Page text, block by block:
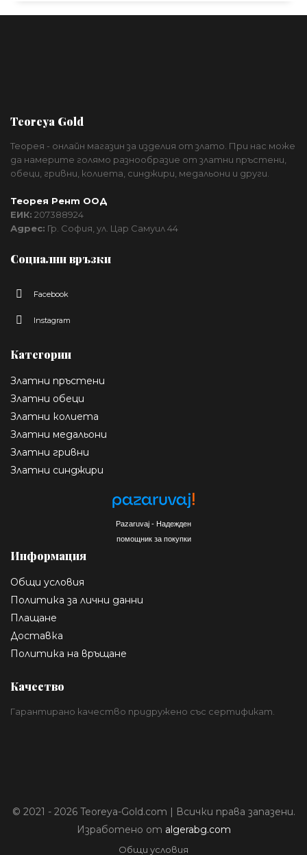
Teoreya Gold
Теорея - онлайн магазин за изделия от злато. При нас може
да намерите голямо разнообразие от златни пръстени,
обеци, гривни, колиета, синджири, медальони и други.
Теорея Рент ООД
ЕИК: 207388924
Адрес: Гр. София, ул. Цар Самуил 44
Социални връзки
Facebook
Instagram
Категории
Златни пръстени
Златни обеци
Златни колиета
Златни медальони
Златни гривни
Златни синджири
Pazaruvaj - Надежден
помощник за покупки
Информация
Общи условия
Политика за лични данни
Плащане
Доставка
Политика на връщане
Качество
Гарантирано качество придружено със сертификат.
© 2021 - 2026 Teoreya-Gold.com | Всички права запазени.
Изработено от algerabg.com
Общи условия